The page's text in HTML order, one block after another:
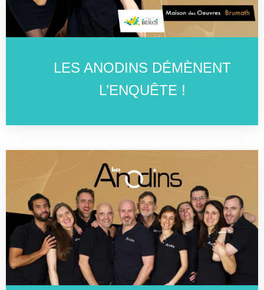
LES ANODINS DÉMÈNENT
L’ENQUÊTE !